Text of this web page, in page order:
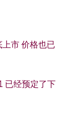
市 价格也已
已经预定了下